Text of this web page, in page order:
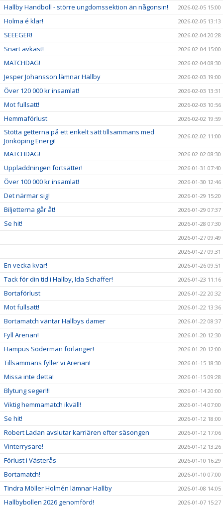
Hallby Handboll - större ungdomssektion än någonsin! 2026-02-05 15:00
Holma é klar! 2026-02-05 13:13
SEEEGER! 2026-02-04 20:28
Snart avkast! 2026-02-04 15:00
MATCHDAG! 2026-02-04 08:30
Jesper Johansson lämnar Hallby 2026-02-03 19:00
Över 120 000 kr insamlat! 2026-02-03 13:31
Mot fullsatt! 2026-02-03 10:56
Hemmaförlust 2026-02-02 19:59
Stötta getterna på ett enkelt sätt tillsammans med
Jönköping Energi!
2026-02-02 11:00
MATCHDAG! 2026-02-02 08:30
Uppladdningen fortsätter! 2026-01-31 07:40
Över 100 000 kr insamlat! 2026-01-30 12:46
Det närmar sig! 2026-01-29 15:20
Biljetterna går åt! 2026-01-29 07:37
Se hit!
2026-01-28 07:30
2026-01-27 09:49
2026-01-27 09:31
En vecka kvar! 2026-01-26 09:51
Tack för din tid i Hallby, Ida Schaffer! 2026-01-23 11:16
Bortaförlust 2026-01-22 20:32
Mot fullsatt! 2026-01-22 13:36
Bortamatch väntar Hallbys damer 2026-01-22 08:37
Fyll Arenan! 2026-01-20 12:30
Hampus Söderman förlänger! 2026-01-20 12:00
Tillsammans fyller vi Arenan! 2026-01-15 18:30
Missa inte detta! 2026-01-15 09:28
Blytung seger!!! 2026-01-14 20:00
Viktig hemmamatch ikväll! 2026-01-14 07:00
Se hit! 2026-01-12 18:00
Robert Ladan avslutar karriären efter säsongen 2026-01-12 17:06
Vinterrysare! 2026-01-12 13:26
Förlust i Västerås 2026-01-10 16:29
Bortamatch! 2026-01-10 07:00
Tindra Möller Holmén lämnar Hallby 2026-01-08 14:05
Hallbybollen 2026 genomförd! 2026-01-07 15:27